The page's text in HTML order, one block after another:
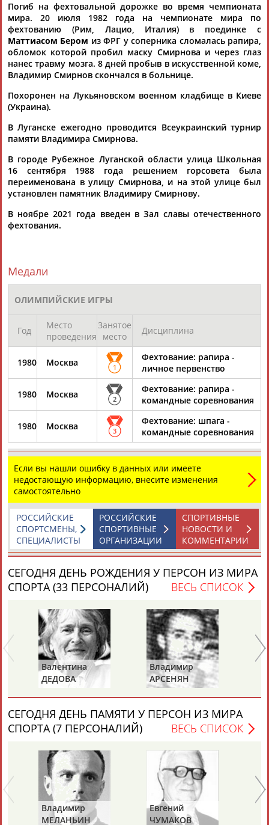
Каримжан
АБДРАХМАНОВ
Аделя
Герман
Рамазан
АБДУЛАЕВ
Тагир
АБДУЛАЕВ
Камиль
АБДУЛАЗИЗОВ
Загалав
АБДУЛБЕКОВ
24 персон из 13181
ТАБЛО АКТИВНОСТИ
КОНТАКТЫ НАШИ КНОПКИ РЕКЛАМА
Вопросы сотрудничества и совместной деятельностиinform@infosport.ru
© Стадион, 1998-2026
Адресов в новостной рассылке: 997
Подпишись
Погиб на фехтовальной дорожке во время чемпионата
мира. 20 июля 1982 года на чемпионате мира по
фехтованию (Рим, Лацио, Италия) в поединке с
Маттиасом Бером из ФРГ у соперника сломалась рапира,
обломок которой пробил маску Смирнова и через глаз
нанес травму мозга. 8 дней пробыв в искусственной коме,
Владимир Смирнов скончался в больнице.
Похоронен на Лукьяновском военном кладбище в Киеве
(Украина).
В Луганске ежегодно проводится Всеукраинский турнир
памяти Владимира Смирнова.
В городе Рубежное Луганской области улица Школьная
16 сентября 1988 года решением горсовета была
переименована в улицу Смирнова, и на этой улице был
установлен памятник Владимиру Смирнову.
В ноябре 2021 года введен в Зал славы отечественного
фехтования.
Медали
ОЛИМПИЙСКИЕ ИГРЫ
Год
Место
проведения
Занятое
место
Дисциплина
1980 Москва 1
Фехтование: рапира -
личное первенство
1980 Москва 2
Фехтование: рапира -
командные соревнования
1980 Москва 3
Фехтование: шпага -
командные соревнования
Если вы нашли ошибку в данных или имеете
недостающую информацию, внесите изменения
самостоятельно
СПОРТИВНЫЕ
НОВОСТИ И
КОММЕНТАРИИ
РОССИЙСКИЕ
СПОРТИВНЫЕ
ОРГАНИЗАЦИИ
РОССИЙСКИЕ
СПОРТСМЕНЫ,
СПЕЦИАЛИСТЫ
СЕГОДНЯ ДЕНЬ РОЖДЕНИЯ У ПЕРСОН ИЗ МИРА
СПОРТА (33 ПЕРСОНАЛИЙ)
ВЕСЬ СПИСОК
Владимир
АРСЕНЯН
Альберт
ДЕМИН
СЕГОДНЯ ДЕНЬ ПАМЯТИ У ПЕРСОН ИЗ МИРА
СПОРТА (7 ПЕРСОНАЛИЙ)
ВЕСЬ СПИСОК
Евгений
ЧУМАКОВ
Владимир
ЛЕВАНДО